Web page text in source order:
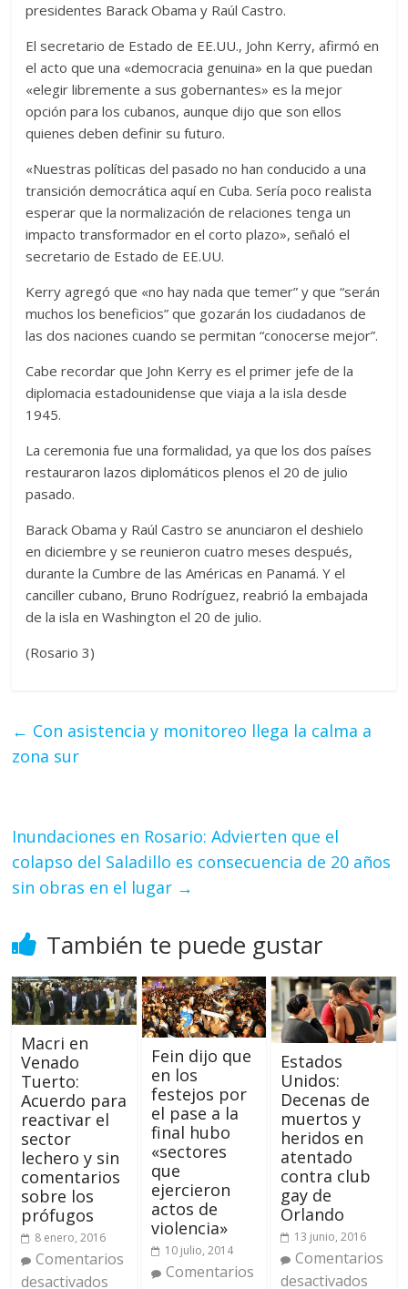
presidentes Barack Obama y Raúl Castro.
El secretario de Estado de EE.UU., John Kerry, afirmó en
el acto que una «democracia genuina» en la que puedan
«elegir libremente a sus gobernantes» es la mejor
opción para los cubanos, aunque dijo que son ellos
quienes deben definir su futuro.
«Nuestras políticas del pasado no han conducido a una
transición democrática aquí en Cuba. Sería poco realista
esperar que la normalización de relaciones tenga un
impacto transformador en el corto plazo», señaló el
secretario de Estado de EE.UU.
Kerry agregó que «no hay nada que temer” y que “serán
muchos los beneficios” que gozarán los ciudadanos de
las dos naciones cuando se permitan “conocerse mejor”.
Cabe recordar que John Kerry es el primer jefe de la
diplomacia estadounidense que viaja a la isla desde
1945.
La ceremonia fue una formalidad, ya que los dos países
restauraron lazos diplomáticos plenos el 20 de julio
pasado.
Barack Obama y Raúl Castro se anunciaron el deshielo
en diciembre y se reunieron cuatro meses después,
durante la Cumbre de las Américas en Panamá. Y el
canciller cubano, Bruno Rodríguez, reabrió la embajada
de la isla en Washington el 20 de julio.
(Rosario 3)
← Con asistencia y monitoreo llega la calma a
zona sur
Inundaciones en Rosario: Advierten que el
colapso del Saladillo es consecuencia de 20 años
sin obras en el lugar →
También te puede gustar
Macri en
Venado
Tuerto:
Acuerdo para
reactivar el
sector
lechero y sin
comentarios
sobre los
prófugos
8 enero, 2016
Comentarios
desactivados
Fein dijo que
en los
festejos por
el pase a la
final hubo
«sectores
que
ejercieron
actos de
violencia»
10 julio, 2014
Comentarios
Estados
Unidos:
Decenas de
muertos y
heridos en
atentado
contra club
gay de
Orlando
13 junio, 2016
Comentarios
desactivados